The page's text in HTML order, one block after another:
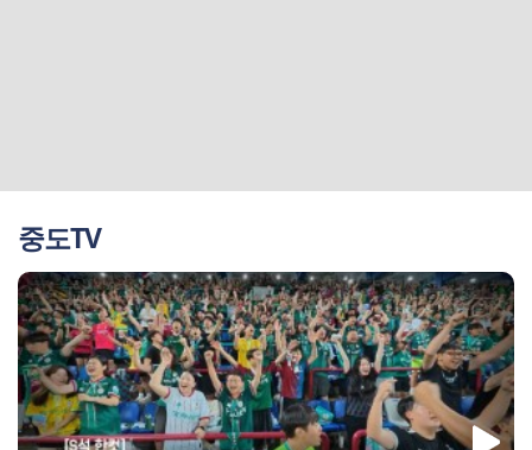
중도TV